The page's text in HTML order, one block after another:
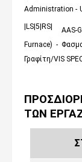
Administration -
|LS|5|RS|
AAS-
Furnace) -
Γραφίτη/VIS
ΤΩΝ